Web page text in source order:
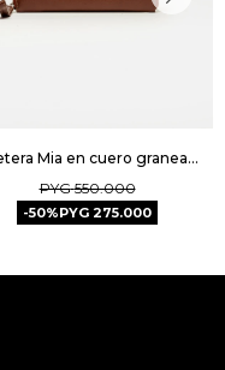
Billetera Mia en cuero graneado - Tabaco Niquel
PYG 550.000
50 PYG 275.000